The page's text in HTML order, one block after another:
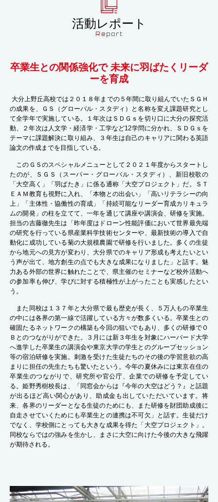
活動レポート
Report
卒業生との関係強化で 未来に羽ばたくリーダ
ーを育成
大分上野丘高校では２０１８年までの５年間に取り組んでいたＳＧＨ
の成果を、ＧＳ（グローバル・スタディ）と名称を変え課題研究とし
て全学年で実施している。１年次はＳＤＧｓを切り口に大分の探究活
動、２年次は人文学・経済学・工学など12学問に分かれ、ＳＤＧｓを
テーマに課題解決に取り組み、３年生は自己のキャリアに関わる英語
論文の作成までを目指している。
このＧＳのスペシャルメニューとして２０２１年度からスタートし
たのが、ＳＧＳ（スーパー・グローバル・スタディ）、新旧校歌の
「大空高く」「羽ばたき」に係る通称「大空プロジェクト」だ。ＳＴ
ＥＡＭ教育も視野に入れ、「本物との出会い」「高いリテラシーの向
上」「主体性・協働性の育成」「持続可能なリーダー育成カリキュラ
ムの開発」の柱を立てて、一年を通じて講座や講演会、研修を実施。
担当の吉藤徹先生は「昨年度はドローン性能評価において世界最先端
の研究を行っている県産業科学技術センターや、最新技術の導入で自
動化に成功している菊の大規模農園で研修を行いました。多くの生徒
から地元への見方が変わり、大分県でのキャリア形成も考えたいとい
う声が出て、地方創生の点でも大きな成果になりました」と話す。魅
力ある外部の世界に触れたことで、県主催のセミナーなど校外活動へ
の参加率も伸び、学びに対する積極性が上がったことも実感したとい
う。
また同校は１３７年と大分県で最も歴史が長く、５万人もの卒業生
の中には各界の第一線で活躍している方々が数多くいる。卒業生との
確固たるネットワークの構築も今回の狙いでもあり、多くの研修でＯ
Ｂとのつながりができた。３月には新３年生を対象にハーバード大学
へ進学した卒業生の講演会や東京大学の学生とのグループセッション
等の宿泊研修を実施。刺激を受けた生徒たちのその後の学習意欲の高
まりに担任の先生たちも驚いたという。今年の夏休みには東京在住の
卒業生のつながりで、研究所や官公庁、企業での研修を予定してい
る。姫野秀樹校長は、「同窓会からは『今年の大空はどう？』と話題
が出るほど高い関心があり、助成金も出していただいています。将
来、各界のリーダーとなる生徒のためにも、また研修を財団助成後に
自走させていくためにも卒業生との連携は不可欠」と話す。生徒だけ
でなく、学校側にとっても大きな成果を得た「大空プロジェクト」。
同校ならではの強みを生かし、まさに大空に向けた今後の大きな飛躍
が期待される。